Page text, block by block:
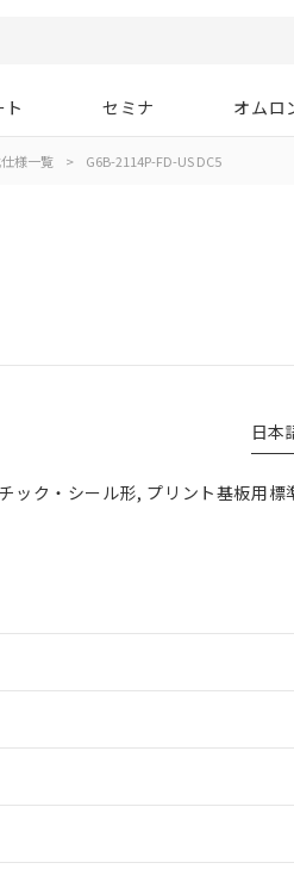
セミナ オムロ
様一覧 > G6B-2114P-FD-US DC5
日本
ック・シール形, プリント基板用